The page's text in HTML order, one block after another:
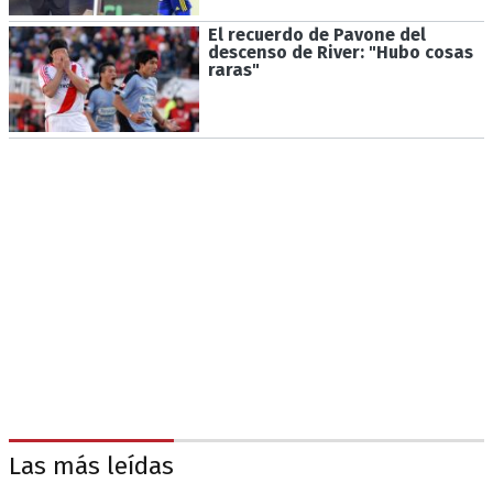
El recuerdo de Pavone del
descenso de River: "Hubo cosas
raras"
Las más leídas